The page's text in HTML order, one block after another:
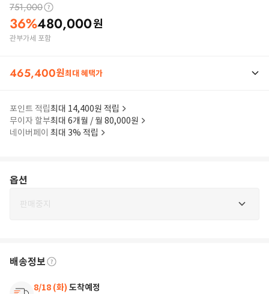
751,000
36%480,000원
관부가세 포함
465,400원최대 혜택가
포인트 적립최대 14,400원 적립
무이자 할부최대 6개월 / 월 80,000원
네이버페이 최대 3% 적립
옵션
판매중지
배송정보
8/18 (화) 도착예정